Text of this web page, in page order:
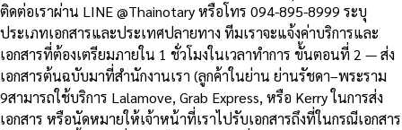
ติดต่อเราผ่าน LINE @Thainotary หรือโทร 094-895-8999 ระบุ
ประเภทเอกสารและประเทศปลายทาง ทีมเราจะแจ้งค่าบริการและ
เอกสารที่ต้องเตรียมภายใน 1 ชั่วโมงในเวลาทำการ ขั้นตอนที่ 2 — ส่ง
เอกสารต้นฉบับมาที่สำนักงานเรา (ลูกค้าในย่าน ย่านรัชดา–พระราม
9สามารถใช้บริการ Lalamove, Grab Express, หรือ Kerry ในการส่ง
เอกสาร หรือนัดหมายให้เจ้าหน้าที่เราไปรับเอกสารถึงที่ในกรณีเอกสาร